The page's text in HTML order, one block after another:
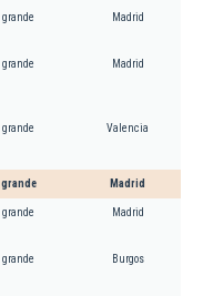
grande Madrid
grande Madrid
grande Valencia
grande Madrid
grande Madrid
grande Burgos